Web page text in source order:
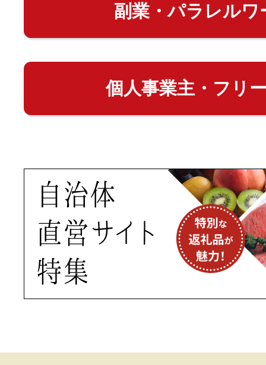
副業・パラレルワ
個人事業主・フリ